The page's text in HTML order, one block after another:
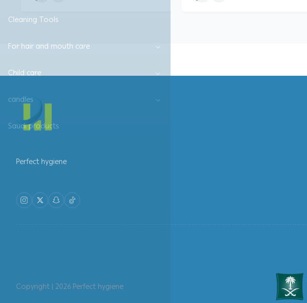
Cleaning Tools
For hair and mouth care
Child care
candles
Saudi products
Perfect hygiene
Copyright | 2026Perfect hygiene